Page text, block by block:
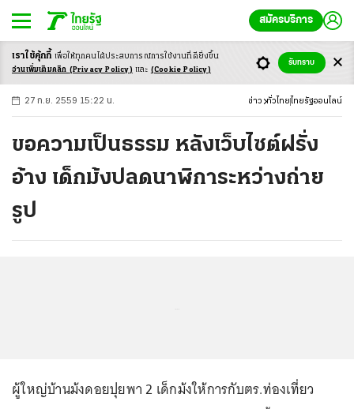
สมัครบริการ
-ก ก ก+
27 ก.ย. 2559 15:22 น. ข่าว ทั่วไทย ไทยรัฐออนไลน์
ขอความเป็นธรรม หลังเว็บไซต์ฝรั่ง
อ้าง เด็กม้งปลดนาฬิการะหว่างถ่าย
รูป
ผู้ใหญ่บ้านม้งดอยปุยพา 2 เด็กม้งให้การกับตร.ท่องเที่ยว
เราใช้คุ้กกี้ เพื่อให้ทุกคนได้ประสบการณ์การใช้งานที่ดียิ่งขึ้น
อ่านเพิ่มเติมคลิก (Privacy Policy) และ (Cookie Policy)
รับทราบ